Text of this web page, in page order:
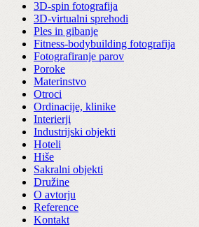
3D-spin fotografija
3D-virtualni sprehodi
Ples in gibanje
Fitness-bodybuilding fotografija
Fotografiranje parov
Poroke
Materinstvo
Otroci
Ordinacije, klinike
Interierji
Industrijski objekti
Hoteli
Hiše
Sakralni objekti
Družine
O avtorju
Reference
Kontakt